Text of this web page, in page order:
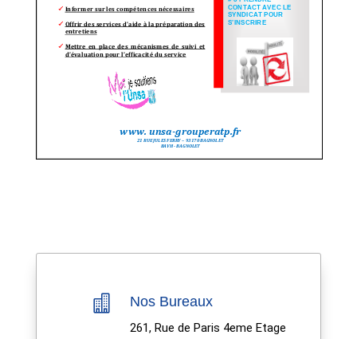
 Nos Bureaux
261, Rue de Paris 4eme Etage